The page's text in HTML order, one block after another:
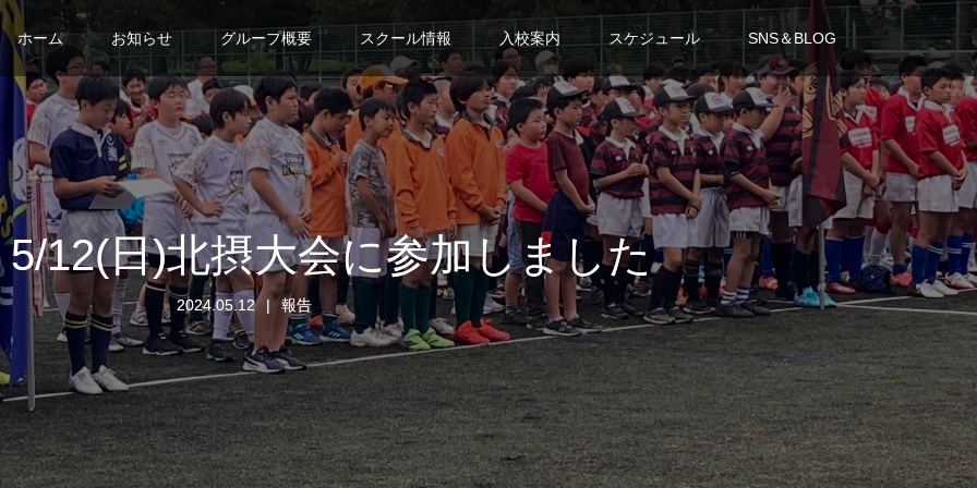
ホーム お知らせ グループ概要 スクール情報 入校案内 スケジュール SNS＆BLOG
12(日)北摂大会に参加しました
2024.05.12 報告